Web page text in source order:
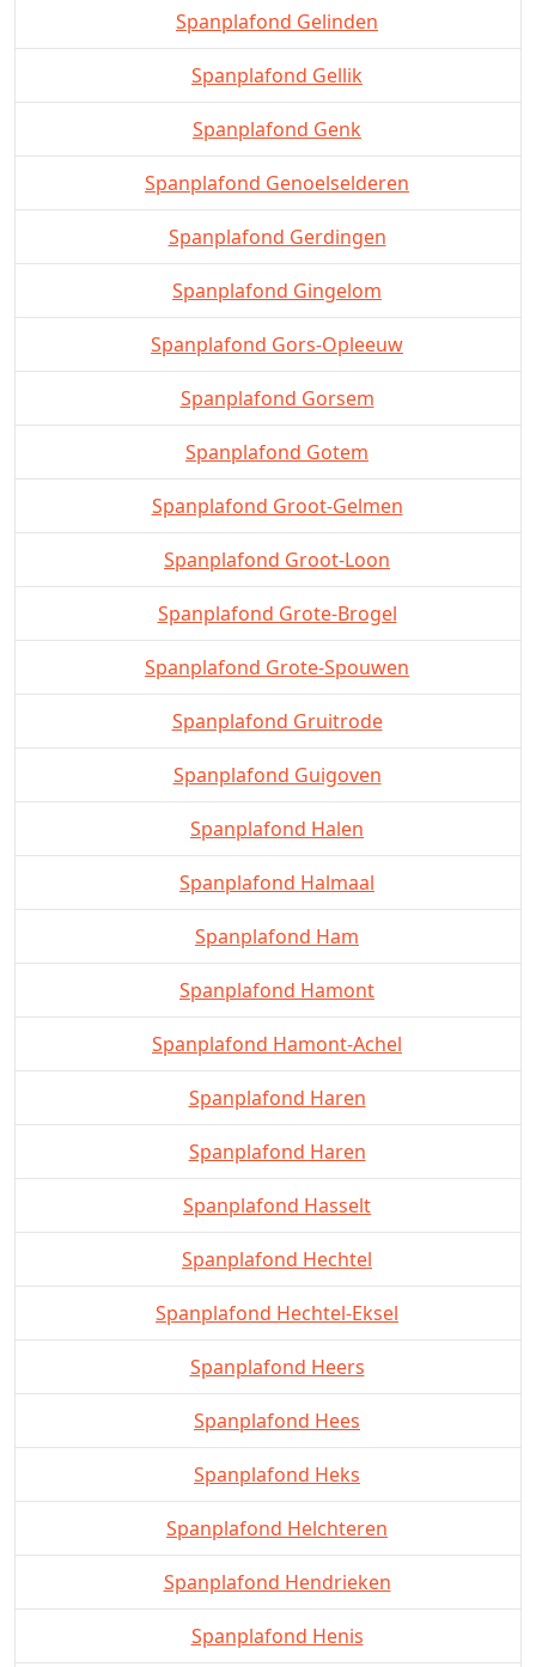
Spanplafond Gelinden
Spanplafond Gellik
Spanplafond Genk
Spanplafond Genoelselderen
Spanplafond Gerdingen
Spanplafond Gingelom
Spanplafond Gors-Opleeuw
Spanplafond Gorsem
Spanplafond Gotem
Spanplafond Groot-Gelmen
Spanplafond Groot-Loon
Spanplafond Grote-Brogel
Spanplafond Grote-Spouwen
Spanplafond Gruitrode
Spanplafond Guigoven
Spanplafond Halen
Spanplafond Halmaal
Spanplafond Ham
Spanplafond Hamont
Spanplafond Hamont-Achel
Spanplafond Haren
Spanplafond Haren
Spanplafond Hasselt
Spanplafond Hechtel
Spanplafond Hechtel-Eksel
Spanplafond Heers
Spanplafond Hees
Spanplafond Heks
Spanplafond Helchteren
Spanplafond Hendrieken
Spanplafond Henis